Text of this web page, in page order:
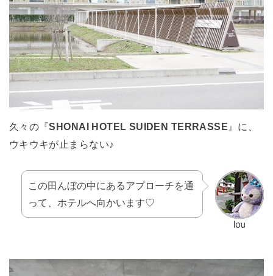
久々の『SHONAI HOTEL SUIDEN TERRASSE 』に、
ウキウキが止まらない♪
この田んぼの中にあるアプローチを通
って、ホテルへ向かいます♡